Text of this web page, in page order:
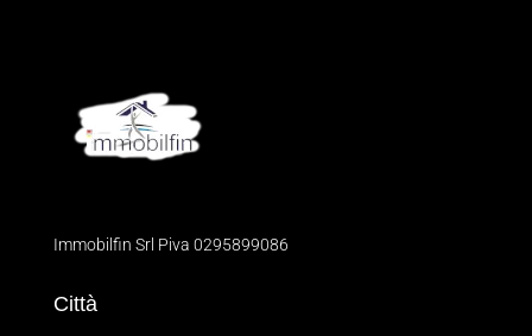
Immobilfin Srl Piva 0295899086
Città